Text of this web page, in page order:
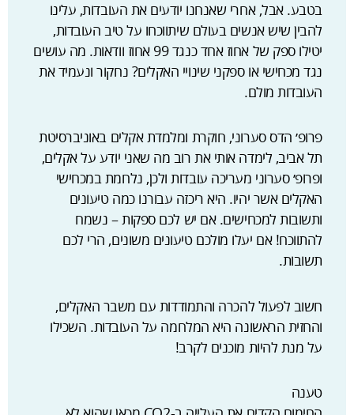
בטבע. אבל, אחרי שאנחנו יודעים את העובדות, עלינו
להבין שיש אנשים בעולם שיתווכחו על טיב העובדות,
יטילו ספק של אחוז אחד כנגד 99 אחוז וודאות. מה עושים
נגד מכחישי או ספקני שינויי האקלים? נחקור ונעמיד את
העובדות מולם.
פרופ׳ הדס סערוני, חוקרת ומלמדת אקלים באוניברסיטת
תל אביב, לימדה אותי את רוב מה שאני יודע על אקלים,
ופרופ׳ סערוני מעריכה עובדות ולכן, נלחמת במכחישי
האקלים אשר יהיו. היא ריכזה עבורנו כמה טיעונים
ותשובות למכחישים. אם יש לכם ספקות – נשמח
להתווכח! אם יעלו מולכם טיעונים משונים, הרי לכם
תשובות.
חשוב לפעול להכרה והתמודדות עם משבר האקלים,
והחזית הראשונה היא המלחמה על העובדות. השכילו
על מנת להיות מוכנים לקרב!
טענה